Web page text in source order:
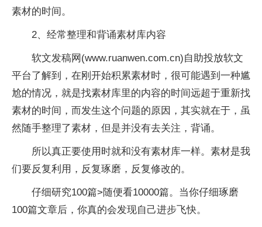
素材的时间。
2、经常整理和背诵素材库内容
软文发稿网(www.ruanwen.com.cn)自助投放软文
平台了解到，在刚开始积累素材时，很可能遇到一种尴
尬的情况，就是找素材库里的内容的时间远超于重新找
素材的时间，而发生这个问题的原因，其实就在于，虽
然随手整理了素材，但是并没有去关注，背诵。
所以真正要使用时就和没有素材库一样。素材是我
们要反复利用，反复琢磨，反复修改的。
仔细研究100篇>随便看10000篇。当你仔细琢磨
100篇文章后，你真的会发现自己进步飞快。